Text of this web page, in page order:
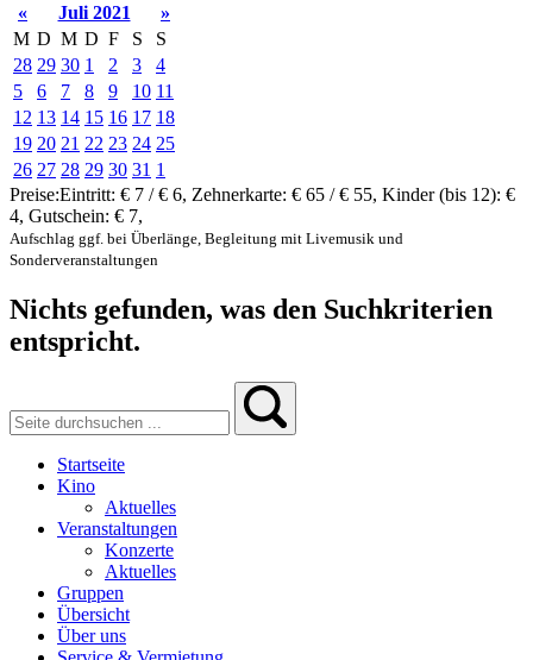
«
Juli 2021
»
M D M D F S
S
28 29 30 1 2 3
4
5
6 7 8 9 10 11
12 13 14 15 16 17 18
19 20 21 22 23 24 25
26 27 28 29 30 31 1
Preise:Eintritt: € 7 / € 6, Zehnerkarte: € 65 / € 55, Kinder (bis 12): €
4, Gutschein: € 7,
Aufschlag ggf. bei Überlänge, Begleitung mit Livemusik und
Sonderveranstaltungen
Nichts gefunden, was den Suchkriterien
entspricht.
Startseite
Kino
Aktuelles
Veranstaltungen
Konzerte
Aktuelles
Gruppen
Übersicht
Über uns